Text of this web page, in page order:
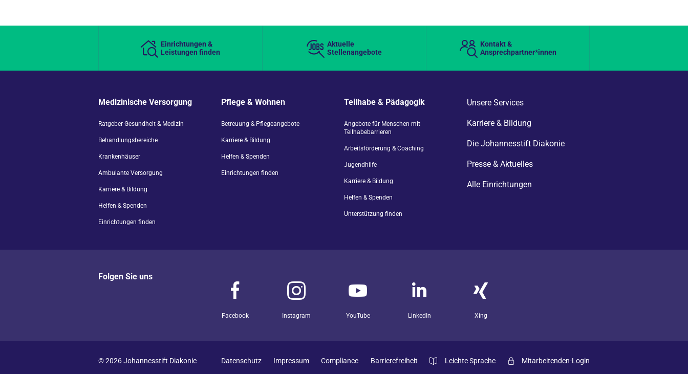
Einrichtungen &
Leistungen finden
Aktuelle
Stellenangebote
Kontakt &
Ansprechpartner*innen
Medizinische Versorgung
Ratgeber Gesundheit & Medizin
Behandlungsbereiche
Krankenhäuser
Ambulante Versorgung
Karriere & Bildung
Helfen & Spenden
Einrichtungen finden
Pflege & Wohnen
Betreuung & Pflegeangebote
Karriere & Bildung
Helfen & Spenden
Einrichtungen finden
Teilhabe & Pädagogik
Angebote für Menschen mit
Teilhabebarrieren
Arbeitsförderung & Coaching
Jugendhilfe
Karriere & Bildung
Helfen & Spenden
Unterstützung finden
Unsere Services
Karriere & Bildung
Die Johannesstift Diakonie
Presse & Aktuelles
Alle Einrichtungen
Folgen Sie uns
Facebook Instagram YouTube LinkedIn Xing
© 2026 Johannesstift Diakonie Datenschutz Impressum Compliance Barrierefreiheit Leichte Sprache Mitarbeitenden-Login